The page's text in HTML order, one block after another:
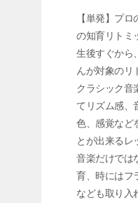
【単発】プ
の知育リトミ
生後すぐから
んが対象のリ
クラシック音
てリズム感、
色、感覚など
とが出来るレ
音楽だけでは
育、時にはフ
なども取り入